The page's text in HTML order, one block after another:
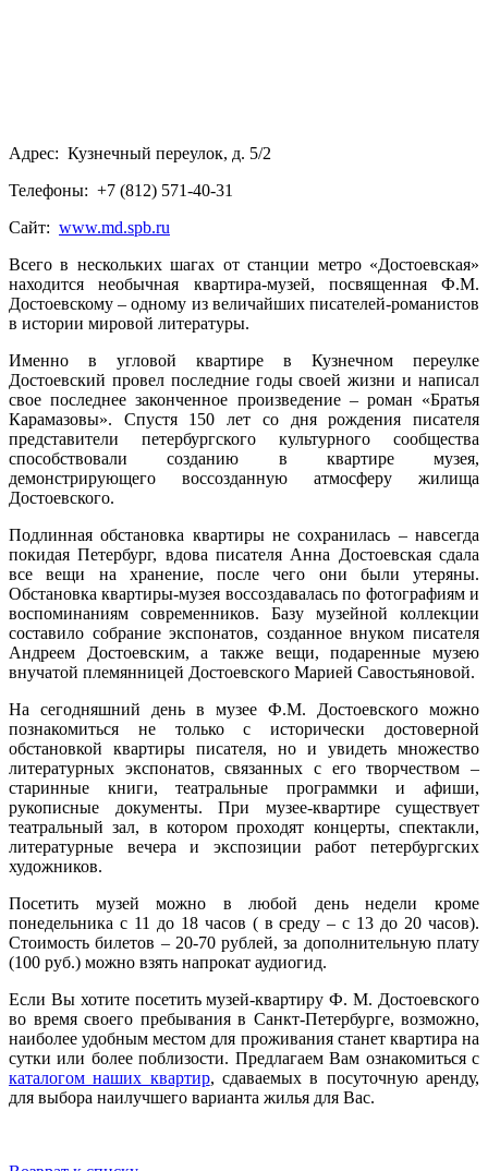
Адрес: Кузнечный переулок, д. 5/2
Телефоны: +7 (812) 571-40-31
Сайт: www.md.spb.ru
Всего в нескольких шагах от станции метро «Достоевская»
находится необычная квартира-музей, посвященная Ф.М.
Достоевскому – одному из величайших писателей-романистов
в истории мировой литературы.
Именно в угловой квартире в Кузнечном переулке
Достоевский провел последние годы своей жизни и написал
свое последнее законченное произведение – роман «Братья
Карамазовы». Спустя 150 лет со дня рождения писателя
представители петербургского культурного сообщества
способствовали созданию в квартире музея,
демонстрирующего воссозданную атмосферу жилища
Достоевского.
Подлинная обстановка квартиры не сохранилась – навсегда
покидая Петербург, вдова писателя Анна Достоевская сдала
все вещи на хранение, после чего они были утеряны.
Обстановка квартиры-музея воссоздавалась по фотографиям и
воспоминаниям современников. Базу музейной коллекции
составило собрание экспонатов, созданное внуком писателя
Андреем Достоевским, а также вещи, подаренные музею
внучатой племянницей Достоевского Марией Савостьяновой.
На сегодняшний день в музее Ф.М. Достоевского можно
познакомиться не только с исторически достоверной
обстановкой квартиры писателя, но и увидеть множество
литературных экспонатов, связанных с его творчеством –
старинные книги, театральные программки и афиши,
рукописные документы. При музее-квартире существует
театральный зал, в котором проходят концерты, спектакли,
литературные вечера и экспозиции работ петербургских
художников.
Посетить музей можно в любой день недели кроме
понедельника с 11 до 18 часов ( в среду – с 13 до 20 часов).
Стоимость билетов – 20-70 рублей, за дополнительную плату
(100 руб.) можно взять напрокат аудиогид.
Если Вы хотите посетить музей-квартиру Ф. М. Достоевского
во время своего пребывания в Санкт-Петербурге, возможно,
наиболее удобным местом для проживания станет квартира на
сутки или более поблизости. Предлагаем Вам ознакомиться с
каталогом наших квартир, сдаваемых в посуточную аренду,
для выбора наилучшего варианта жилья для Вас.